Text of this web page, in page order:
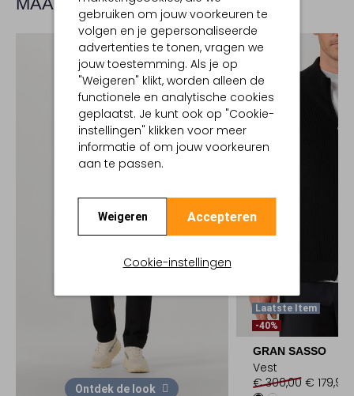
gebruiken om jouw voorkeuren te
volgen en je gepersonaliseerde
advertenties te tonen, vragen we
jouw toestemming. Als je op
"Weigeren" klikt, worden alleen de
functionele en analytische cookies
geplaatst. Je kunt ook op "Cookie-
instellingen" klikken voor meer
informatie of om jouw voorkeuren
aan te passen.
Weigeren Accepteren
Cookie-instellingen
Ontdek de look
Laatste Item
-40%
GRAN SASSO
Vest
€ 300,00 € 179,99